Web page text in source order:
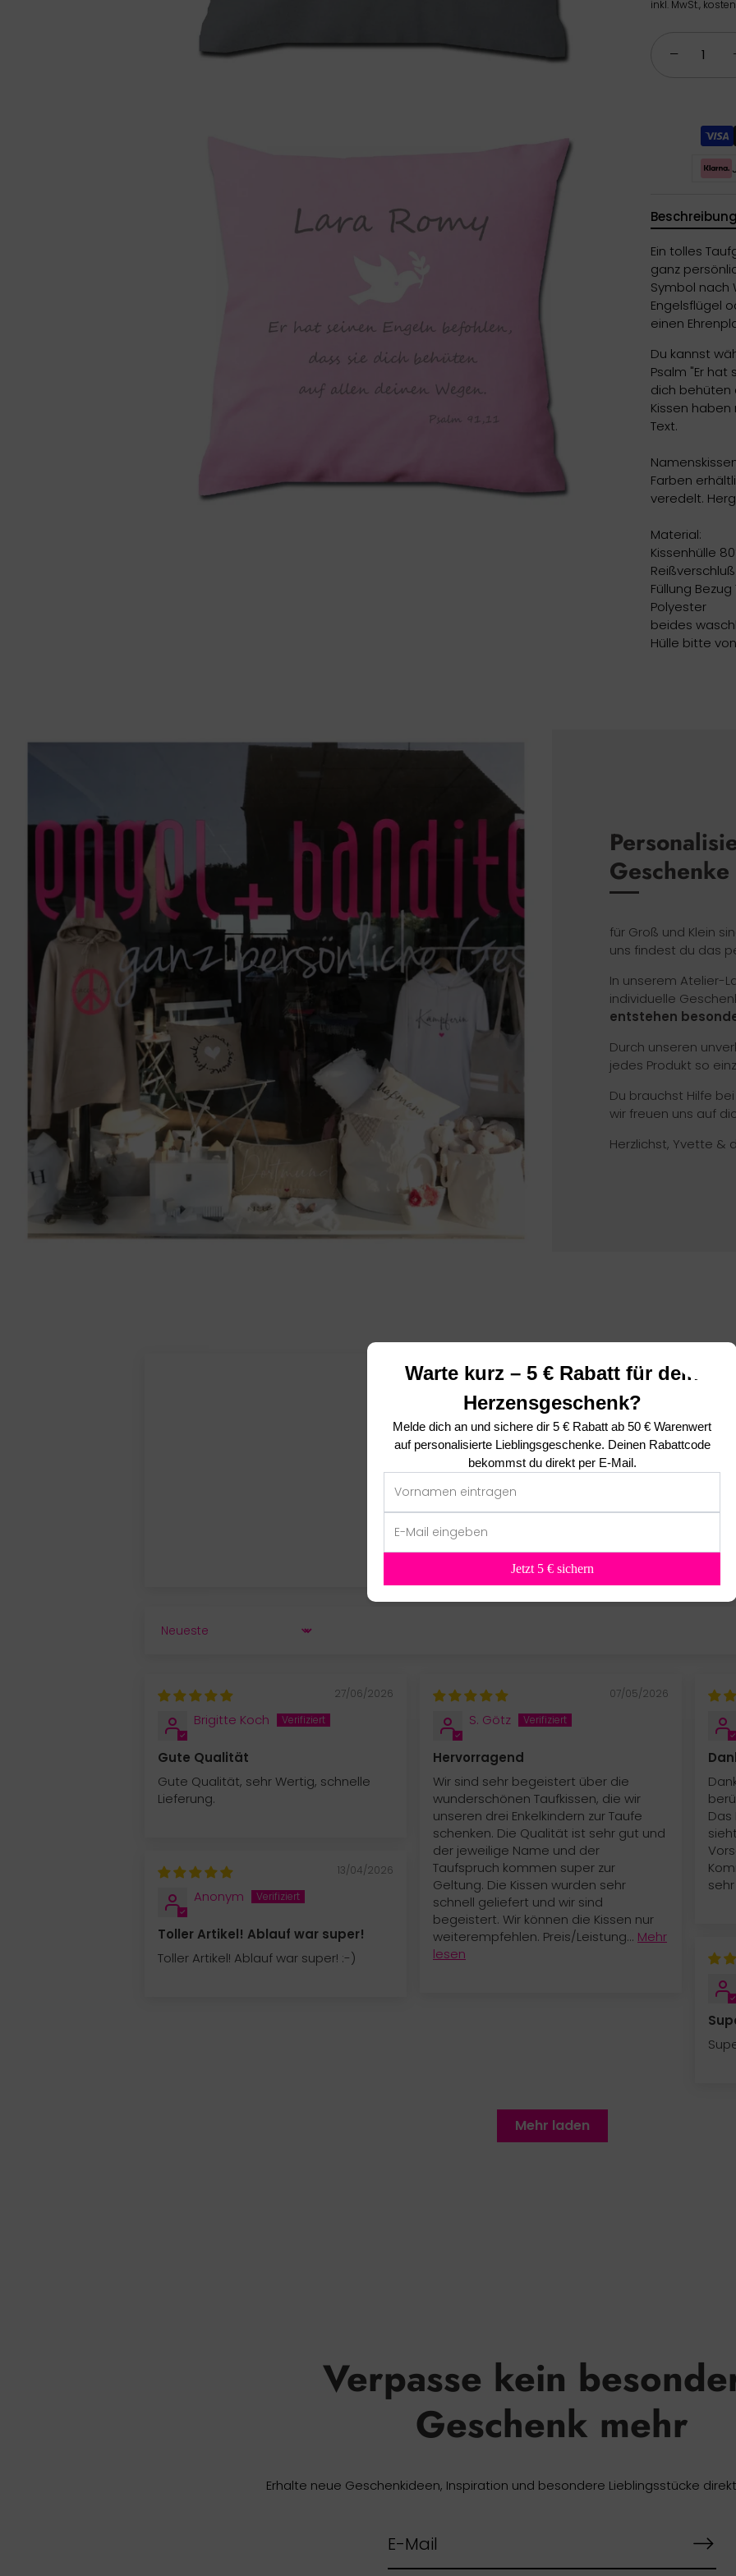
inkl. MwSt.,
−
Beschreibung
Ein tolles
ganz
Symbol nach
Engelsflügel
einen
Du kannst
Psalm "Er hat
dich behüten
Kissen
Text.
Farben
veredelt.
Material:
Kissenhülle
Reißverschluß
Füllung Bezug
Polyester
beides
Hülle bitte
Geschenke
für Groß und Klein
uns findest du das
In unserem Atelier-
individuelle
entstehen
Durch unseren
jedes Produkt so
Du brauchst Hilfe
wir freuen uns auf
Herzlichst, Yvette &
Das sagen unsere Kunden ❤
4.95 von 5
basierend auf 20 Bewertungen
19
0
0
SORT BY
27/06/2026
Brigitte Koch
Gute Qualität
Gute Qualität, sehr Wertig, schnelle
Lieferung.
07/05/2026
S. Götz
Hervorragend
Wir sind sehr begeistert über die
wunderschönen Taufkissen, die wir
unseren drei Enkelkindern zur Taufe
schenken. Die Qualität ist sehr gut und
der jeweilige Name und der
Taufspruch kommen super zur
Geltung. Die Kissen wurden sehr
schnell geliefert und wir sind
begeistert. Wir können die Kissen nur
weiterempfehlen. Preis/Leistung... Mehr
lesen
13/04/2026
Anonym
Toller Artikel! Ablauf war super!
Toller Artikel! Ablauf war super! :-)
Mehr laden
Verpasse kein
Geschenk mehr
Erhalte neue Geschenkideen, Inspiration und besondere Lieblingsstücke
Warte kurz – 5 € Rabatt für dein
Herzensgeschenk?
Melde dich an und sichere dir 5 € Rabatt ab 50 € Warenwert
auf personalisierte Lieblingsgeschenke. Deinen Rabattcode
bekommst du direkt per E-Mail.
Jetzt 5 € sichern